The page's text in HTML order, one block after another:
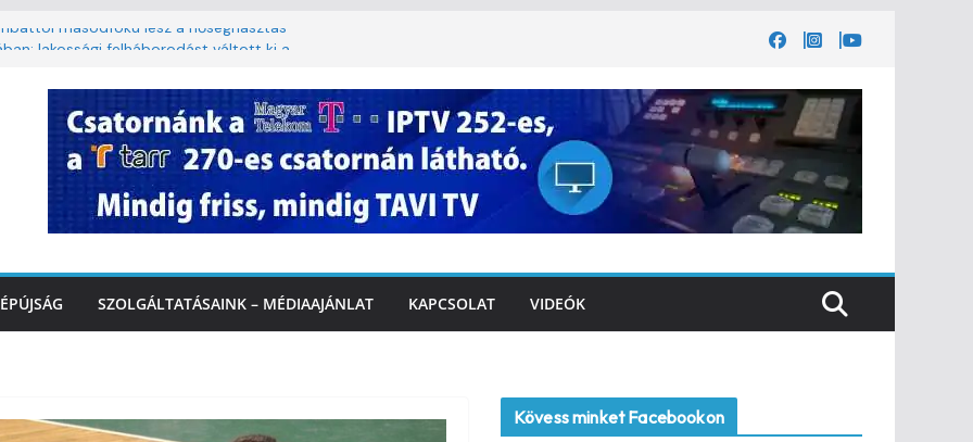
másodfokú lesz a hőségriasztás
– az első félidő végén
utca felújítása Marcaliban –
SZOLGÁLTATÁSAINK – MÉDIAAJÁNLAT KAPCSOLAT VIDEÓK
Kövess minket Facebookon